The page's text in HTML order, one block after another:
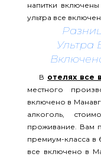
напитки
ультра все
Ультра
В отелях все
местного
включено в
алкоголь,
проживание. Вам
премиум-класса в
все включено в